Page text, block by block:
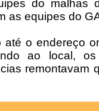
do
as equipes do
o endereço
ao local, os
remontavam